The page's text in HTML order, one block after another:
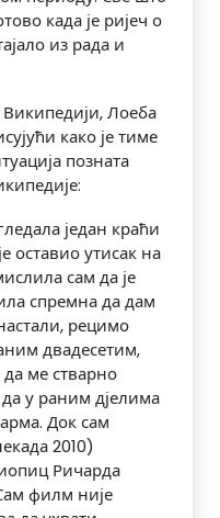
када је ријеч о
из рада и
Лоеба
како је тиме
позната
један краћи
оставио утисак на
сам да је
спремна да дам
рецимо
двадесетим,
да ме стварно
да у раним дјелима
Док сам
2010)
Ричарда
филм није